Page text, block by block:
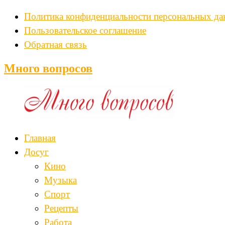
Политика конфиденциальности персональных
Пользовательское соглашение
Обратная связь
Много вопросов
Главная
Досуг
Кино
Музыка
Спорт
Рецепты
Работа